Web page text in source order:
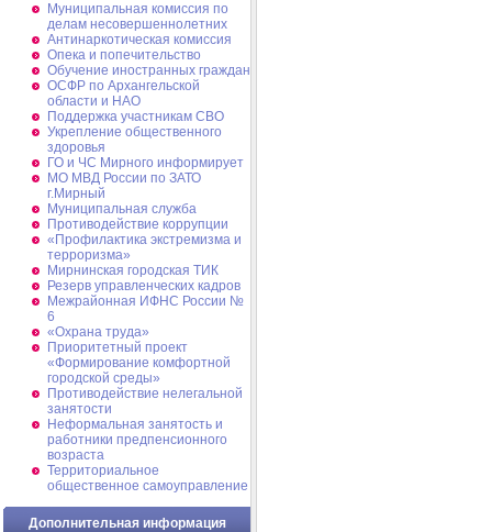
Муниципальная комиссия по
делам несовершеннолетних
Антинаркотическая комиссия
Опека и попечительство
Обучение иностранных граждан
ОСФР по Архангельской
области и НАО
Поддержка участникам СВО
Укрепление общественного
здоровья
ГО и ЧС Мирного информирует
МО МВД России по ЗАТО
г.Мирный
Муниципальная cлужба
Противодействие коррупции
«Профилактика экстремизма и
терроризма»
Мирнинская городская ТИК
Резерв управленческих кадров
Межрайонная ИФНС России №
6
«Охрана труда»
Приоритетный проект
«Формирование комфортной
городской среды»
Противодействие нелегальной
занятости
Неформальная занятость и
работники предпенсионного
возраста
Территориальное
общественное самоуправление
Дополнительная информация